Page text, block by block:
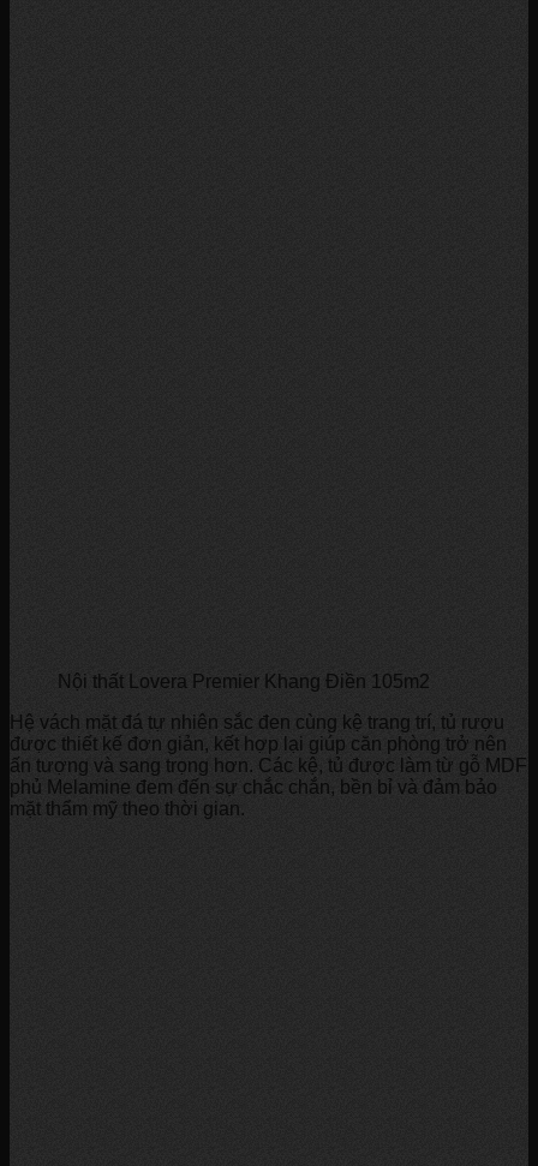
Nội thất Lovera Premier Khang Điền 105m2
Hệ vách mặt đá tự nhiên sắc đen cùng kệ trang trí, tủ rượu
được thiết kế đơn giản, kết hợp lại giúp căn phòng trở nên
ấn tượng và sang trọng hơn. Các kệ, tủ được làm từ gỗ MDF
phủ Melamine đem đến sự chắc chắn, bền bỉ và đảm bảo
mặt thẩm mỹ theo thời gian.